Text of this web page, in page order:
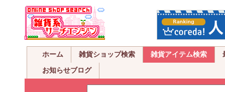
ホーム 雑貨ショップ検索 雑貨アイテム検索
お知らせブログ